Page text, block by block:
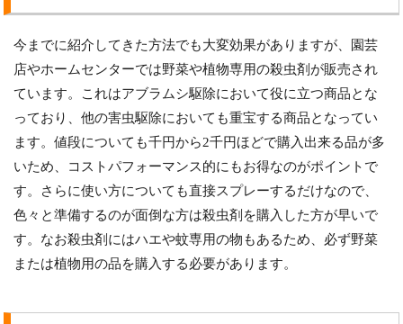
今までに紹介してきた方法でも大変効果がありますが、園芸
店やホームセンターでは野菜や植物専用の殺虫剤が販売され
ています。これはアブラムシ駆除において役に立つ商品とな
っており、他の害虫駆除においても重宝する商品となってい
ます。値段についても千円から2千円ほどで購入出来る品が多
いため、コストパフォーマンス的にもお得なのがポイントで
す。さらに使い方についても直接スプレーするだけなので、
色々と準備するのが面倒な方は殺虫剤を購入した方が早いで
す。なお殺虫剤にはハエや蚊専用の物もあるため、必ず野菜
または植物用の品を購入する必要があります。